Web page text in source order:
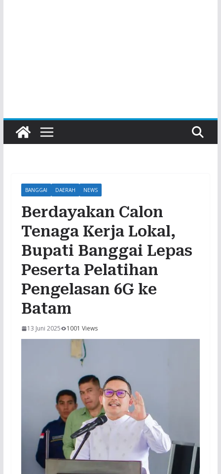
BANGGAI DAERAH NEWS
Berdayakan Calon
Tenaga Kerja Lokal,
Bupati Banggai Lepas
Peserta Pelatihan
Pengelasan 6G ke
Batam
13 Juni 2025 1001 Views